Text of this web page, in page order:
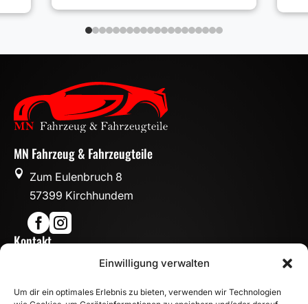
Einwilligung verwalten
Um dir ein optimales Erlebnis zu bieten, verwenden wir Technologien
MN Fahrzeug & Fahrzeugteile

Zum Eulenbruch 8
57399 Kirchhundem

Kontakt
info@mn-fahrzeugteile.de
